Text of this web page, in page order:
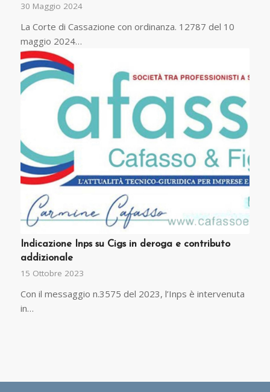
30 Maggio 2024
La Corte di Cassazione con ordinanza. 12787 del 10
maggio 2024…
Indicazione Inps su Cigs in deroga e contributo
addizionale
15 Ottobre 2023
Con il messaggio n.3575 del 2023, l’Inps è intervenuta
in…